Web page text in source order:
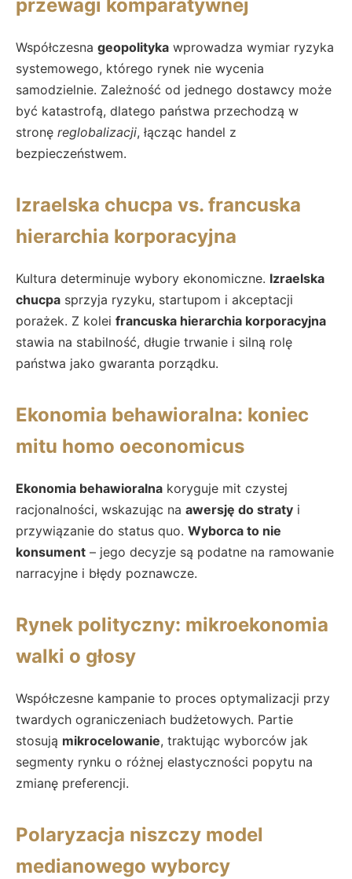
przewagi komparatywnej
Współczesna geopolityka wprowadza wymiar ryzyka
systemowego, którego rynek nie wycenia
samodzielnie. Zależność od jednego dostawcy może
być katastrofą, dlatego państwa przechodzą w
stronę reglobalizacji, łącząc handel z
bezpieczeństwem.
Izraelska chucpa vs. francuska
hierarchia korporacyjna
Kultura determinuje wybory ekonomiczne. Izraelska
chucpa sprzyja ryzyku, startupom i akceptacji
porażek. Z kolei francuska hierarchia korporacyjna
stawia na stabilność, długie trwanie i silną rolę
państwa jako gwaranta porządku.
Ekonomia behawioralna: koniec
mitu homo oeconomicus
Ekonomia behawioralna koryguje mit czystej
racjonalności, wskazując na awersję do straty i
przywiązanie do status quo. Wyborca to nie
konsument – jego decyzje są podatne na ramowanie
narracyjne i błędy poznawcze.
Rynek polityczny: mikroekonomia
walki o głosy
Współczesne kampanie to proces optymalizacji przy
twardych ograniczeniach budżetowych. Partie
stosują mikrocelowanie, traktując wyborców jak
segmenty rynku o różnej elastyczności popytu na
zmianę preferencji.
Polaryzacja niszczy model
medianowego wyborcy